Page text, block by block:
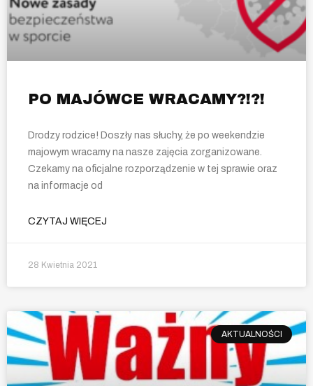
PO MAJÓWCE WRACAMY?!?!
Drodzy rodzice! Doszły nas słuchy, że po weekendzie
majowym wracamy na nasze zajęcia zorganizowane.
Czekamy na oficjalne rozporządzenie w tej sprawie oraz
na informacje od
CZYTAJ WIĘCEJ
28 Kwietnia 2021
AKTUALNOŚCI